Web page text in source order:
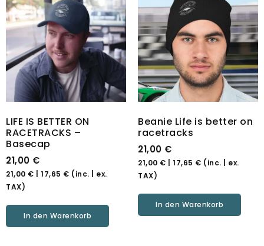
LIFE IS BETTER ON
RACETRACKS –
Basecap
21,00 €
21,00 € 17,65 € (inc. | ex.
TAX)
In den Warenkorb
Beanie Life is better on
racetracks
21,00 €
21,00 € 17,65 € (inc. | ex.
TAX)
In den Warenkorb